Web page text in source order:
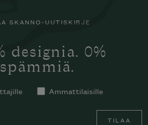
SKANNO-UUTISKIRJE
designia. 0%
spämmiä.
Ammattilaisille
TILAA